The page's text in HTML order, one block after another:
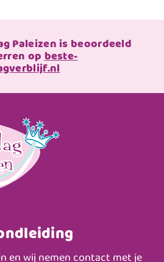
Paleizen is beoordeeld
opbeste-